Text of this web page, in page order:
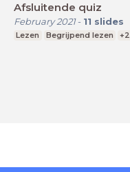
Afsluitende quiz
February 2021- 11 slides
Lezen Begrijpend lezen +2